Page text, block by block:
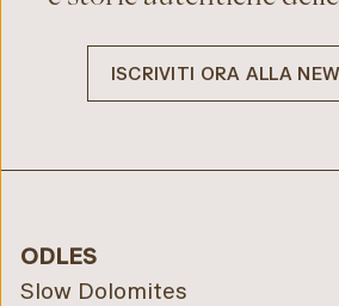
ISCRIVITI ORA ALLA
ODLES
Slow Dolomites